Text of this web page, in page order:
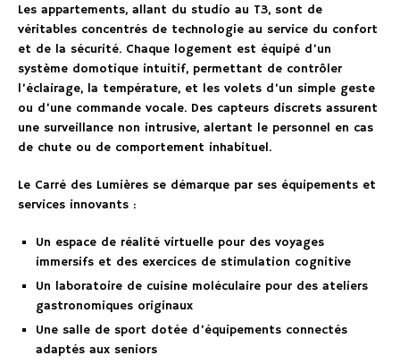
Les appartements, allant du studio au T3, sont de
véritables concentrés de technologie au service du confort
et de la sécurité. Chaque logement est équipé d’un
système domotique intuitif, permettant de contrôler
l’éclairage, la température, et les volets d’un simple geste
ou d’une commande vocale. Des capteurs discrets assurent
une surveillance non intrusive, alertant le personnel en cas
de chute ou de comportement inhabituel.
Le Carré des Lumières se démarque par ses équipements et
services innovants :
Un espace de réalité virtuelle pour des voyages
immersifs et des exercices de stimulation cognitive
Un laboratoire de cuisine moléculaire pour des ateliers
gastronomiques originaux
Une salle de sport dotée d’équipements connectés
adaptés aux seniors